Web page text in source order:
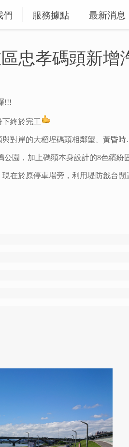
們 服務據點 最新消息
忠孝碼頭新增
!!!
終於完工
對岸的大稻埕碼頭相鄰望、黃昏
園，加上碼頭本身設計的8色繽
在於原停車場旁，利用堤防戧台